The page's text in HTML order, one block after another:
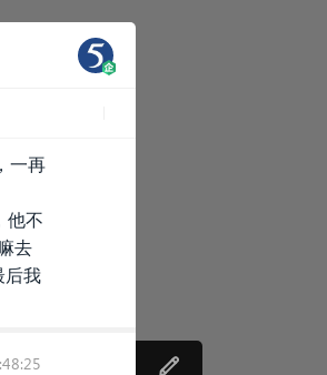
一再
他不
去
后我